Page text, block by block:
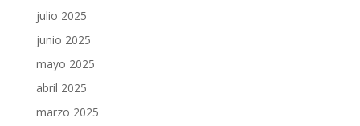
julio 2025
junio 2025
mayo 2025
abril 2025
marzo 2025